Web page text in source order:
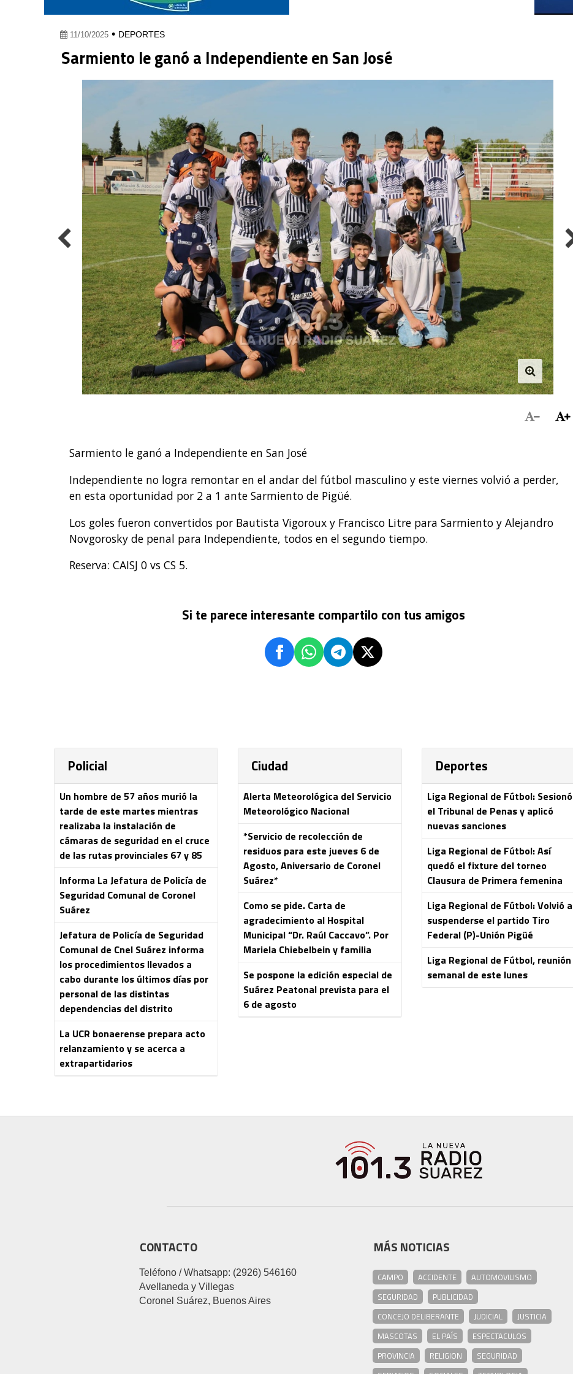
11/10/2025 • DEPORTES
Sarmiento le ganó a Independiente en San José
Sarmiento le ganó a Independiente en San José
Independiente no logra remontar en el andar del fútbol masculino y este viernes volvió a perder,
en esta oportunidad por 2 a 1 ante Sarmiento de Pigüé.
Los goles fueron convertidos por Bautista Vigoroux y Francisco Litre para Sarmiento y Alejandro
Novgorosky de penal para Independiente, todos en el segundo tiempo.
Reserva: CAISJ 0 vs CS 5.
Si te parece interesante compartilo con tus amigos
Policial
Un hombre de 57 años murió la
tarde de este martes mientras
realizaba la instalación de
cámaras de seguridad en el cruce
de las rutas provinciales 67 y 85
Informa La Jefatura de Policía de
Seguridad Comunal de Coronel
Suárez
Jefatura de Policía de Seguridad
Comunal de Cnel Suárez informa
los procedimientos llevados a
cabo durante los últimos días por
personal de las distintas
dependencias del distrito
La UCR bonaerense prepara acto
relanzamiento y se acerca a
extrapartidarios
Ciudad
Alerta Meteorológica del Servicio
Meteorológico Nacional
*Servicio de recolección de
residuos para este jueves 6 de
Agosto, Aniversario de Coronel
Suárez*
Como se pide. Carta de
agradecimiento al Hospital
Municipal “Dr. Raúl Caccavo”. Por
Mariela Chiebelbein y familia
Se pospone la edición especial de
Suárez Peatonal prevista para el
6 de agosto
Deportes
Liga Regional de Fútbol: Sesionó
el Tribunal de Penas y aplicó
nuevas sanciones
Liga Regional de Fútbol: Así
quedó el fixture del torneo
Clausura de Primera femenina
Liga Regional de Fútbol: Volvió a
suspenderse el partido Tiro
Federal (P)-Unión Pigüé
Liga Regional de Fútbol, reunión
semanal de este lunes
CONTACTO
Teléfono / Whatsapp: (2926) 546160
Avellaneda y Villegas
Coronel Suárez, Buenos Aires
MÁS NOTICIAS
CAMPO ACCIDENTE
AUTOMOVILISMO
SEGURIDAD
PUBLICIDAD
CONCEJO DELIBERANTE
JUDICIAL
JUSTICIA
MASCOTAS
EL PAÍS
ESPECTACULOS
PROVINCIA
RELIGION
SEGURIDAD